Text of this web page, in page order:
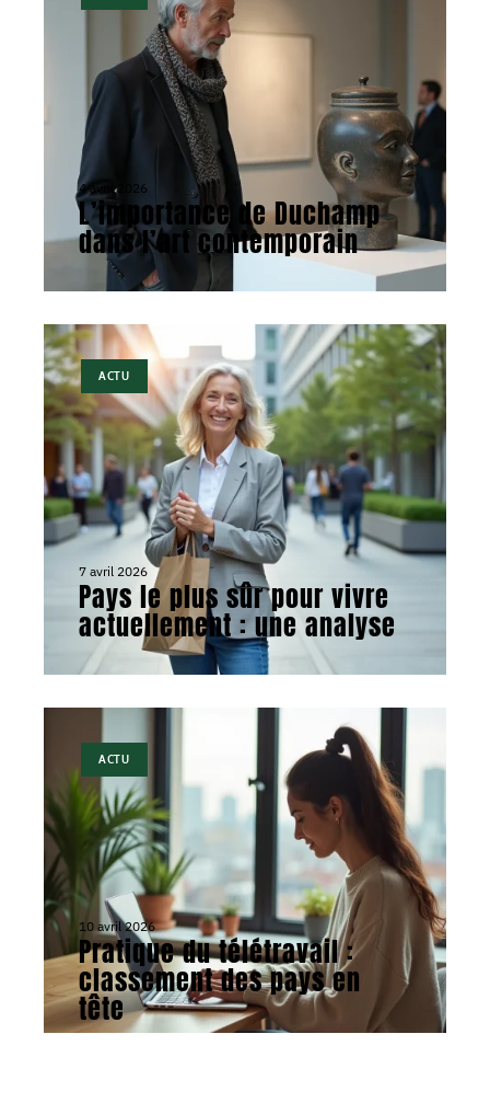
4 avril 2026
L’importance de Duchamp
dans l’art contemporain
ACTU
7 avril 2026
Pays le plus sûr pour vivre
actuellement : une analyse
ACTU
10 avril 2026
Pratique du télétravail :
classement des pays en
tête